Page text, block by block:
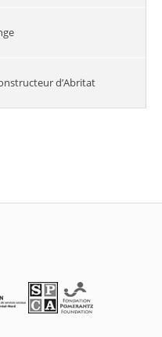
d’Abritat